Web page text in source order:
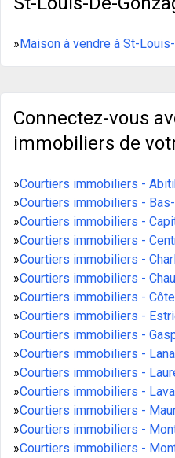
»Maison à vendre à St-
Connectez-vous
immobiliers de
»Courtiers immobiliers -
»Courtiers immobiliers -
»Courtiers immobiliers -
»Courtiers immobiliers -
»Courtiers immobiliers -
»Courtiers immobiliers -
»Courtiers immobiliers -
»Courtiers immobiliers -
»Courtiers immobiliers -
»Courtiers immobiliers -
»Courtiers immobiliers -
»Courtiers immobiliers -
»Courtiers immobiliers -
»Courtiers immobiliers -
»Courtiers immobiliers -